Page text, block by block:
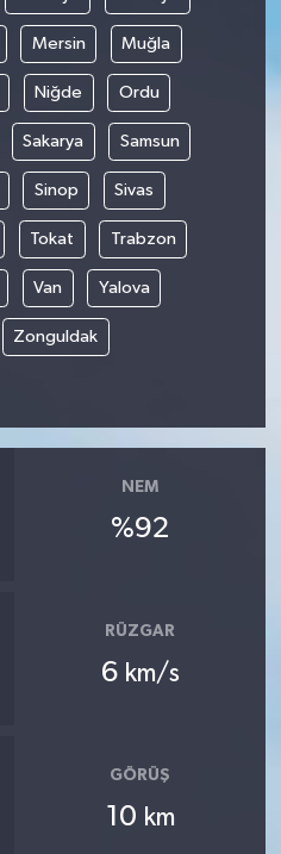
Mersin Muğla
Niğde Ordu
Sakarya Samsun
Sinop Sivas
Tokat Trabzon
Van Yalova
Zonguldak
NEM
%92
RÜZGAR
6 km/s
GÖRÜŞ
10 km